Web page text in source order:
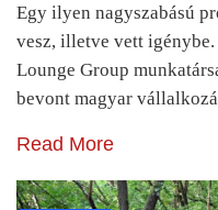
Egy ilyen nagyszabású
vesz, illetve vett
Lounge Group
bevont magyar
Read More